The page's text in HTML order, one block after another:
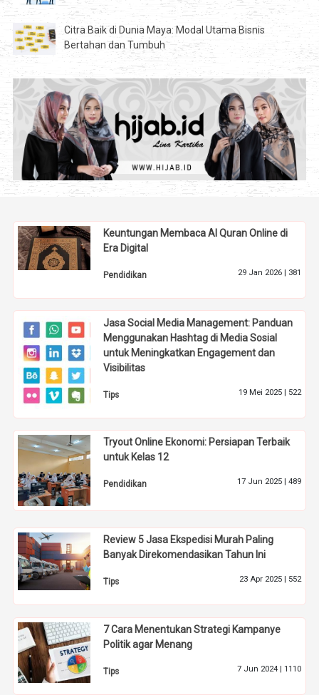
Citra Baik di Dunia Maya: Modal Utama Bisnis
Bertahan dan Tumbuh
Keuntungan Membaca Al Quran Online di
Era Digital
Pendidikan 29 Jan 2026 | 381
Jasa Social Media Management: Panduan
Menggunakan Hashtag di Media Sosial
untuk Meningkatkan Engagement dan
Visibilitas
Tips 19 Mei 2025 | 522
Tryout Online Ekonomi: Persiapan Terbaik
untuk Kelas 12
Pendidikan 17 Jun 2025 | 489
Review 5 Jasa Ekspedisi Murah Paling
Banyak Direkomendasikan Tahun Ini
Tips 23 Apr 2025 | 552
7 Cara Menentukan Strategi Kampanye
Politik agar Menang
Tips 7 Jun 2024 | 1110